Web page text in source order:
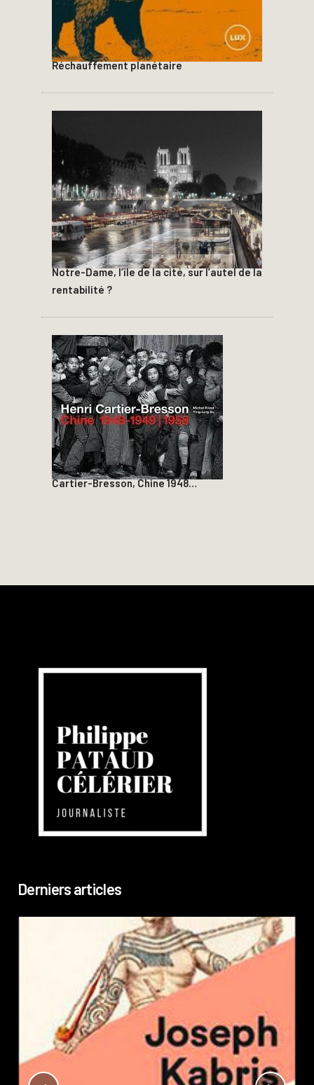
Réchauffement planétaire
Notre-Dame, l’île de la cité, sur l’autel de la
rentabilité ?
Cartier-Bresson, Chine 1948…
Derniers articles